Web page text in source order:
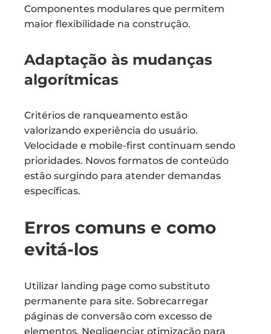
Componentes modulares que permitem
maior flexibilidade na construção.
Adaptação às mudanças
algorítmicas
Critérios de ranqueamento estão
valorizando experiência do usuário.
Velocidade e mobile-first continuam sendo
prioridades. Novos formatos de conteúdo
estão surgindo para atender demandas
específicas.
Erros comuns e como
evitá-los
Utilizar landing page como substituto
permanente para site. Sobrecarregar
páginas de conversão com excesso de
elementos. Negligenciar otimização para